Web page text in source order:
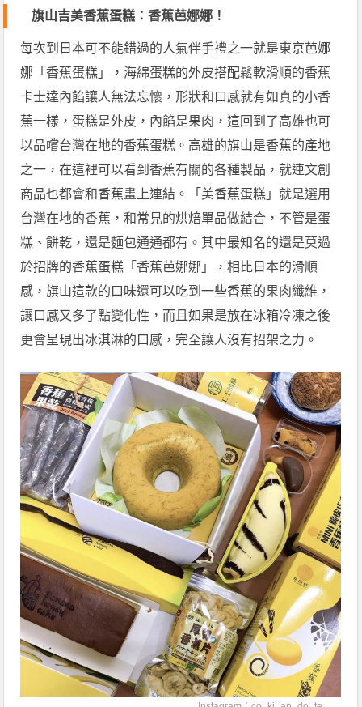
旗山吉美香蕉蛋糕：香蕉芭娜娜！
每次到日本可不能錯過的人氣伴手禮之一就是東京芭娜
娜「香蕉蛋糕」，海綿蛋糕的外皮搭配鬆軟滑順的香蕉
卡士達內餡讓人無法忘懷，形狀和口感就有如真的小香
蕉一樣，蛋糕是外皮，內餡是果肉，這回到了高雄也可
以品嚐台灣在地的香蕉蛋糕。高雄的旗山是香蕉的產地
之一，在這裡可以看到香蕉有關的各種製品，就連文創
商品也都會和香蕉畫上連結。「美香蕉蛋糕」就是選用
台灣在地的香蕉，和常見的烘焙單品做結合，不管是蛋
糕、餅乾，還是麵包通通都有。其中最知名的還是莫過
於招牌的香蕉蛋糕「香蕉芭娜娜」，相比日本的滑順
感，旗山這款的口味還可以吃到一些香蕉的果肉纖維，
讓口感又多了點變化性，而且如果是放在冰箱冷凍之後
更會呈現出冰淇淋的口感，完全讓人沒有招架之力。